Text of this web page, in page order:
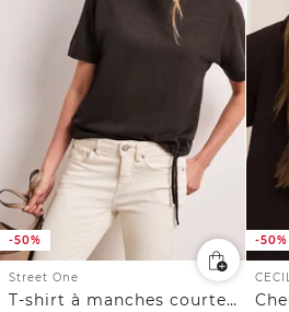
-50%
Street One
T-shirt à manches courtes avec capuche et cordon de serrage
-50%
CECIL